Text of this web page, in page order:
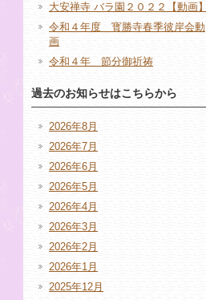
大安禅寺 バラ園２０２２【動画】
令和４年度 寳勝寺春季彼岸会動
画
令和４年 節分御祈祷
過去のお知らせはこちらから
2026年8月
2026年7月
2026年6月
2026年5月
2026年4月
2026年3月
2026年2月
2026年1月
2025年12月